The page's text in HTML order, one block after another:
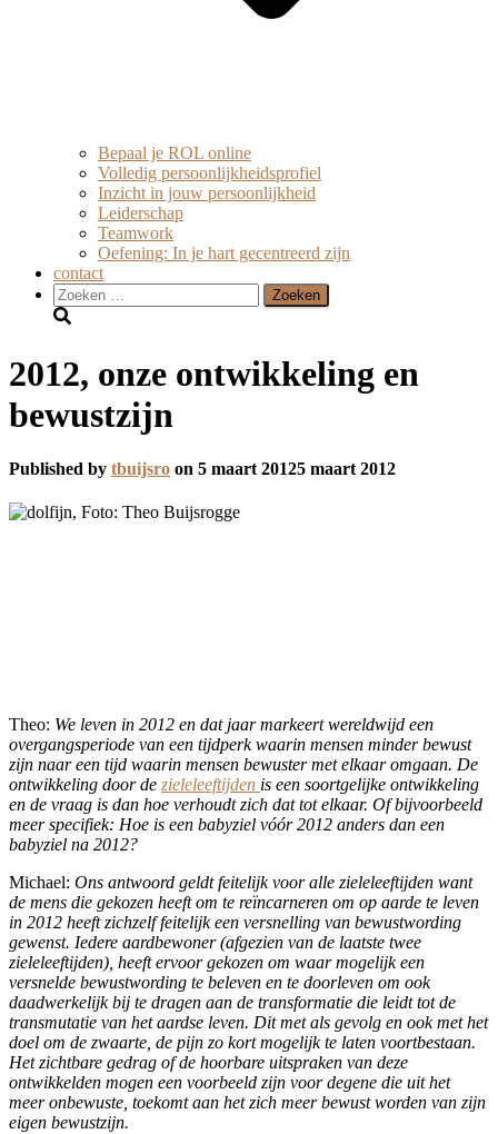
Bepaal je ROL online
Volledig persoonlijkheidsprofiel
Inzicht in jouw persoonlijkheid
Leiderschap
Teamwork
Oefening: In je hart gecentreerd zijn
contact
Zoeken
naar:
2012, onze ontwikkeling en
bewustzijn
Published by tbuijsro on 5 maart 20125 maart 2012
Theo: We leven in 2012 en dat jaar markeert wereldwijd een
overgangsperiode van een tijdperk waarin mensen minder bewust
zijn naar een tijd waarin mensen bewuster met elkaar omgaan. De
ontwikkeling door de zieleleeftijden is een soortgelijke ontwikkeling
en de vraag is dan hoe verhoudt zich dat tot elkaar. Of bijvoorbeeld
meer specifiek: Hoe is een babyziel vóór 2012 anders dan een
babyziel na 2012?
Michael: Ons antwoord geldt feitelijk voor alle zieleleeftijden want
de mens die gekozen heeft om te reïncarneren om op aarde te leven
in 2012 heeft zichzelf feitelijk een versnelling van bewustwording
gewenst. Iedere aardbewoner (afgezien van de laatste twee
zieleleeftijden), heeft ervoor gekozen om waar mogelijk een
versnelde bewustwording te beleven en te doorleven om ook
daadwerkelijk bij te dragen aan de transformatie die leidt tot de
transmutatie van het aardse leven. Dit met als gevolg en ook met het
doel om de zwaarte, de pijn zo kort mogelijk te laten voortbestaan.
Het zichtbare gedrag of de hoorbare uitspraken van deze
ontwikkelden mogen een voorbeeld zijn voor degene die uit het
meer onbewuste, toekomt aan het zich meer bewust worden van zijn
eigen bewustzijn.